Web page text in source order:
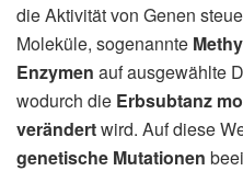
die Aktivität von Genen
Moleküle, sogenannte
Enzymen auf ausgewählte
wodurch die Erbsubtanz
verändertwird. Auf diese
genetische Mutationen